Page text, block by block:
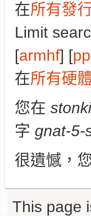
在所有發
Limit
[armhf] [
在所有硬
您在
字 gnat-5-
很遺憾，
This page